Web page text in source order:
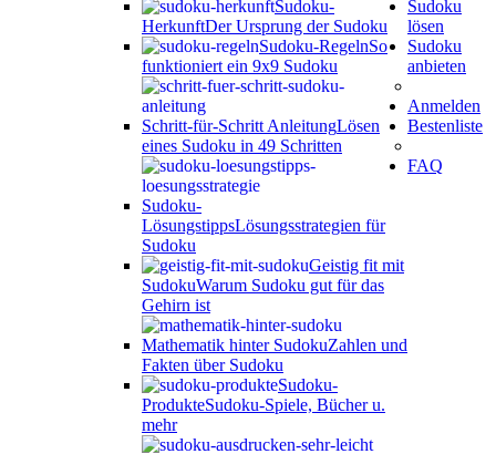
Sudoku-
HerkunftDer Ursprung der Sudoku
Sudoku-RegelnSo
funktioniert ein 9x9 Sudoku
Schritt-für-Schritt AnleitungLösen
eines Sudoku in 49 Schritten
Sudoku-
LösungstippsLösungsstrategien für
Sudoku
Geistig fit mit
SudokuWarum Sudoku gut für das
Gehirn ist
Mathematik hinter SudokuZahlen und
Fakten über Sudoku
Sudoku-
ProdukteSudoku-Spiele, Bücher u.
mehr
Sudoku
lösen
Sudoku
anbieten
Anmelden
Bestenliste
FAQ